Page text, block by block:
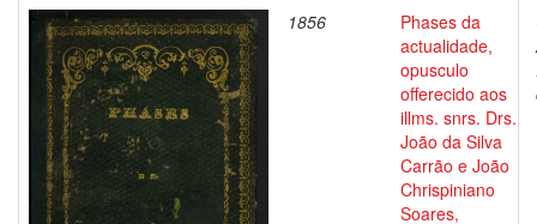
1856
Phases da
actualidade,
opusculo
offerecido aos
illms. snrs. Drs.
João da Silva
Carrão e João
Chrispiniano
Soares,